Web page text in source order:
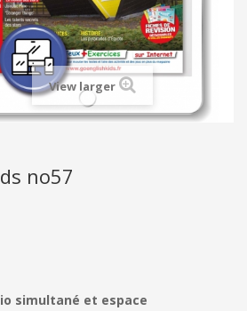
View larger
no57
simultané et espace